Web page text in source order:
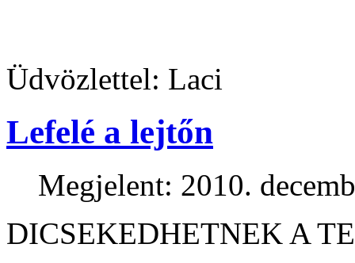
Üdvözlettel: Laci
Lefelé a lejtőn
Megjelent: 2010.
DICSEKEDHETNEK A